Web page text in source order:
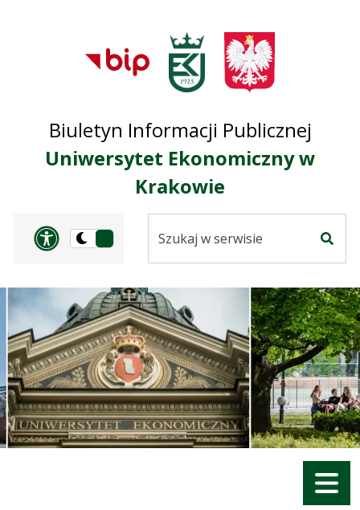
Przejdź do
głównego menu
Przejdź do treści
Przejdź do mapy
serwisu
Biuletyn Informacji Publicznej
Uniwersytet Ekonomiczny w
Krakowie
Panel dostosowania
Przełącz
ciemną
serwisie
Menu